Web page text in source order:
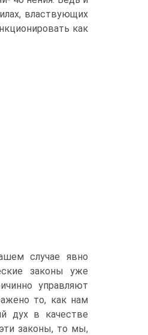
властвующих
как
случае явно
законы уже
управляют
то, как нам
дух в качестве
законы, то мы,